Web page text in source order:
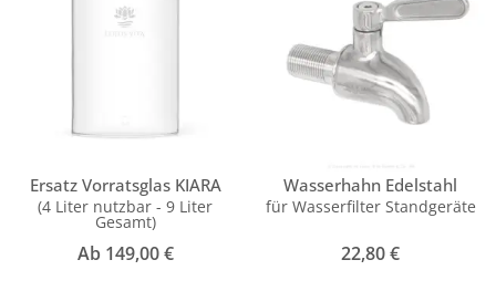
Ersatz Vorratsglas KIARA
(4 Liter nutzbar - 9 Liter
Gesamt)
Ab 149,00€
Wasserhahn Edelstahl
für Wasserfilter Standgeräte
22,80€